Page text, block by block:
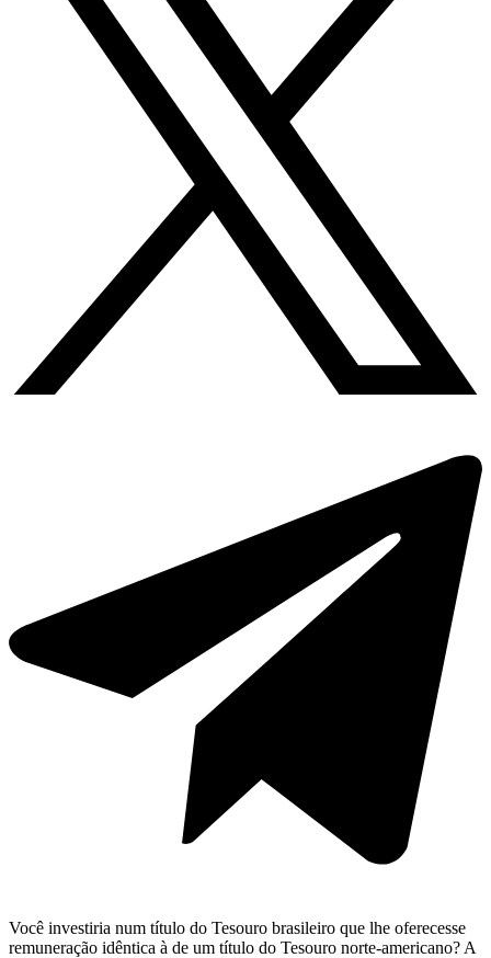
Você investiria num título do Tesouro brasileiro que lhe oferecesse
remuneração idêntica à de um título do Tesouro norte-americano? A